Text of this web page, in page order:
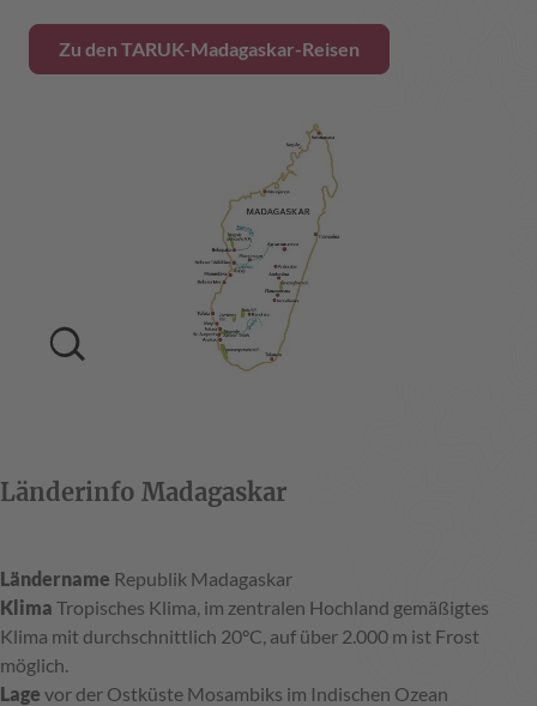
Zu den TARUK-Madagaskar-Reisen
Länderinfo Madagaskar
Ländername Republik Madagaskar
Klima Tropisches Klima, im zentralen Hochland gemäßigtes
Klima mit durchschnittlich 20°C, auf über 2.000 m ist Frost
möglich.
Lage vor der Ostküste Mosambiks im Indischen Ozean